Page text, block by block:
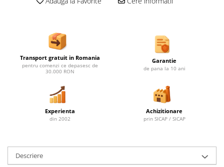
Mobilier urban DIZABILITATI
Transport gratuit in Romania
pentru comenzi ce depasesc de
30.000 RON
Garantie
de pana la 10 ani
Experienta
din 2002
Achizitionare
prin SICAP / SICAP
Descriere